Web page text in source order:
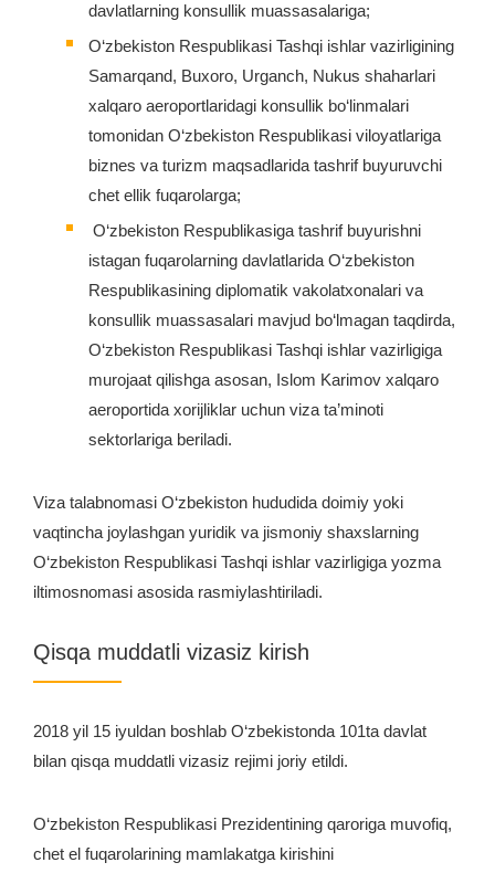
davlatlarning konsullik muassasalariga;
O‘zbekiston Respublikasi Tashqi ishlar vazirligining
Samarqand, Buxoro, Urganch, Nukus shaharlari
xalqaro aeroportlaridagi konsullik bo‘linmalari
tomonidan O‘zbekiston Respublikasi viloyatlariga
biznes va turizm maqsadlarida tashrif buyuruvchi
chet ellik fuqarolarga;
O‘zbekiston Respublikasiga tashrif buyurishni
istagan fuqarolarning davlatlarida O‘zbekiston
Respublikasining diplomatik vakolatxonalari va
konsullik muassasalari mavjud bo‘lmagan taqdirda,
O‘zbekiston Respublikasi Tashqi ishlar vazirligiga
murojaat qilishga asosan, Islom Karimov xalqaro
aeroportida xorijliklar uchun viza ta’minoti
sektorlariga beriladi.
Viza talabnomasi O‘zbekiston hududida doimiy yoki
vaqtincha joylashgan yuridik va jismoniy shaxslarning
O‘zbekiston Respublikasi Tashqi ishlar vazirligiga yozma
iltimosnomasi asosida rasmiylashtiriladi.
Qisqa muddatli vizasiz kirish
2018 yil 15 iyuldan boshlab O‘zbekistonda 101ta davlat
bilan qisqa muddatli vizasiz rejimi joriy etildi.
O‘zbekiston Respublikasi Prezidentining qaroriga muvofiq,
chet el fuqarolarining mamlakatga kirishini